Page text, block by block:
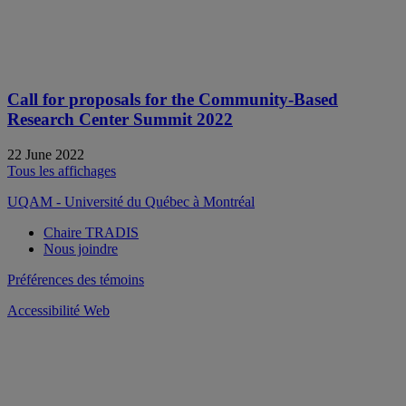
Call for proposals for the Community-Based
Research Center Summit 2022
22 June 2022
Tous les affichages
UQAM - Université du Québec à Montréal
Chaire TRADIS
Nous joindre
Préférences des témoins
Accessibilité Web